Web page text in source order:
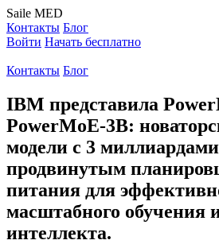
Saile MED
Контакты Блог
Войти Начать бесплатно
Контакты Блог
IBM представила
PowerMoE-3B:
модели с 3
продвинутым
питания для
масштабного обучения
интеллекта.